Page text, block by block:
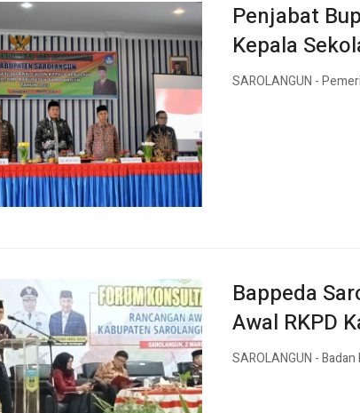
Penjabat
Kepala
SAROLANGUN -
Bappeda
Awal RKPD
SAROLANGUN -